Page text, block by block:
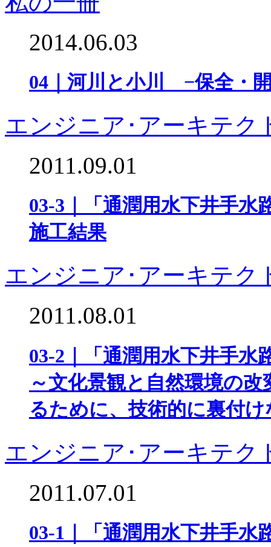
2014.06.03
04｜河川と小川 −保全・
エンジニア･アーキテク
2011.09.01
03-3｜「通潤用水下井手水
施工結果
エンジニア･アーキテク
2011.08.01
03-2｜「通潤用水下井手水
～文化景観と自然環境の
るために、技術的に裏付
エンジニア･アーキテク
2011.07.01
03-1｜「通潤用水下井手